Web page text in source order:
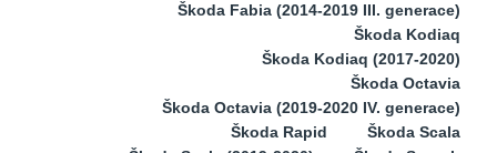
Škoda Fabia (2014-2019 III. generace)
Škoda Kodiaq
Škoda Kodiaq (2017-2020)
Škoda Octavia
Škoda Octavia (2019-2020 IV. generace)
Škoda Rapid
Škoda Scala